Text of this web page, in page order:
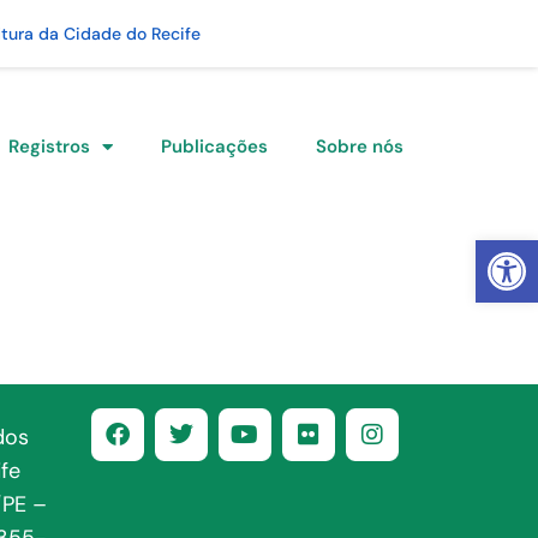
Abrir
da Cidade do Recife
Registros Publicações Sobre nós
–